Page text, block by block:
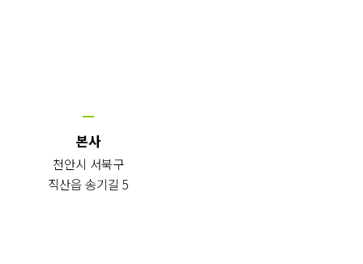
본사
천안시 서북구
직산읍 송기길 5